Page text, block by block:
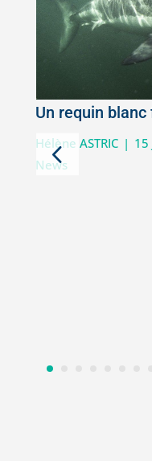
Un requin
Hélène ASTRIC | 15
News